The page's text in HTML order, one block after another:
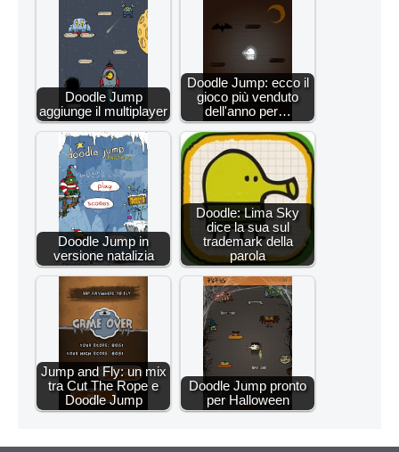
Doodle Jump
aggiunge il multiplayer
Doodle Jump: ecco il
gioco più venduto
dell'anno per…
Doodle Jump in
versione natalizia
Doodle: Lima Sky
dice la sua sul
trademark della
parola
Jump and Fly: un mix
tra Cut The Rope e
Doodle Jump
Doodle Jump pronto
per Halloween